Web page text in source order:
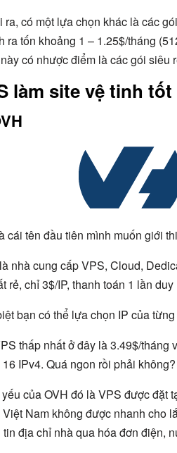
ra, có một lựa chọn khác là các
ra tốn khoảng 1 – 1.25$/tháng
có nhược điểm là các gói siêu
làm site vệ tinh
cái tên đầu tiên mình muốn giới
là nhà cung cấp VPS, Cloud,
rẻ, chỉ 3$/IP, thanh toán 1 lần
bạn có thể lựa chọn IP của
thấp nhất ở đây là 3.49$/tháng
IPv4. Quá ngon rồi phải không?
của OVH đó là VPS được đặt
Nam không được nhanh cho
tin địa chỉ nhà qua hóa đơn điện,